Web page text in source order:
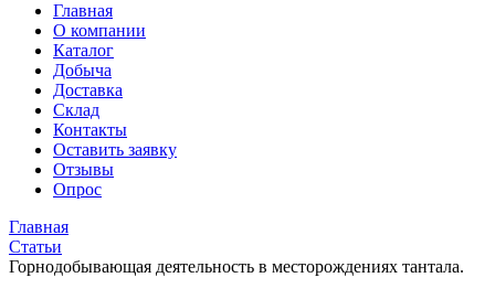
Главная
О компании
Каталог
Добыча
Доставка
Склад
Контакты
Оставить заявку
Отзывы
Опрос
Главная
Статьи
Горнодобывающая деятельность в месторождениях тантала.